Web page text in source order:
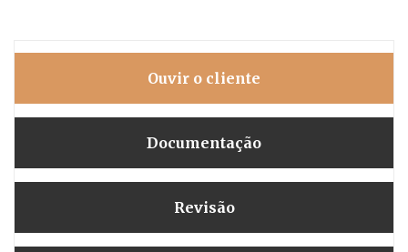
Ouvir o cliente
Documentação
Revisão